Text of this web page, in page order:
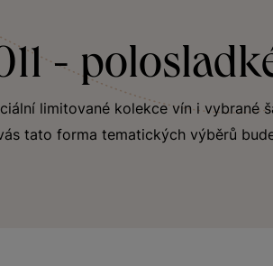
-
limitované kolekce vín i vybrané
tato forma tematických výběrů